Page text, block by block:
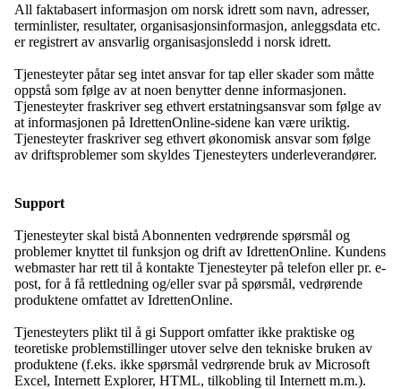
All faktabasert informasjon om norsk idrett som navn, adresser,
terminlister, resultater, organisasjonsinformasjon, anleggsdata etc.
er registrert av ansvarlig organisasjonsledd i norsk idrett.
Tjenesteyter påtar seg intet ansvar for tap eller skader som måtte
oppstå som følge av at noen benytter denne informasjonen.
Tjenesteyter fraskriver seg ethvert erstatningsansvar som følge av
at informasjonen på IdrettenOnline-sidene kan være uriktig.
Tjenesteyter fraskriver seg ethvert økonomisk ansvar som følge
av driftsproblemer som skyldes Tjenesteyters underleverandører.
Support
Tjenesteyter skal bistå Abonnenten vedrørende spørsmål og
problemer knyttet til funksjon og drift av IdrettenOnline. Kundens
webmaster har rett til å kontakte Tjenesteyter på telefon eller pr. e-
post, for å få rettledning og/eller svar på spørsmål, vedrørende
produktene omfattet av IdrettenOnline.
Tjenesteyters plikt til å gi Support omfatter ikke praktiske og
teoretiske problemstillinger utover selve den tekniske bruken av
produktene (f.eks. ikke spørsmål vedrørende bruk av Microsoft
Excel, Internett Explorer, HTML, tilkobling til Internett m.m.).